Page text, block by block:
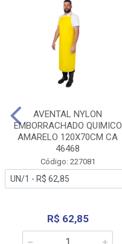
AVENTAL NYLON
EMBORRACHADO QUIMICO
AMARELO 120X70CM CA
46468
Código: 227081
R$ 62,85